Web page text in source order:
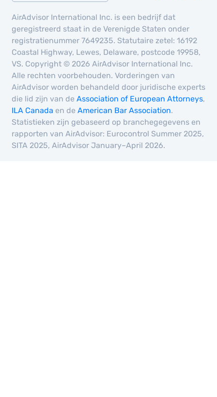
AirAdvisor International Inc. is een bedrijf dat
geregistreerd staat in de Verenigde Staten onder
registratienummer 7649235. Statutaire zetel: 16192
Coastal Highway, Lewes, Delaware, postcode 19958,
VS. Copyright © 2026 AirAdvisor International Inc.
Alle rechten voorbehouden. Vorderingen van
AirAdvisor worden behandeld door juridische experts
die lid zijn van de Association of European Attorneys,
ILA Canada en de American Bar Association.
Statistieken zijn gebaseerd op branchegegevens en
rapporten van AirAdvisor: Eurocontrol Summer 2025,
SITA 2025, AirAdvisor January–April 2026.